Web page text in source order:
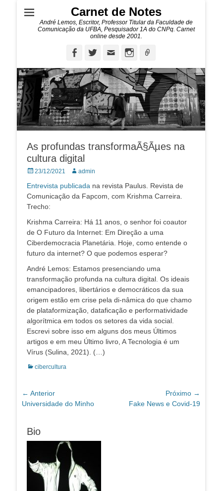
Carnet de Notes
André Lemos, Escritor, Professor Titular da Faculdade de
Comunicação da UFBA, Pesquisador 1A do CNPq. Carnet
online desde 2001.
FacebookTwitterEmail Instagram
As profundas transformaÃ§Ãµes na
cultura digital
Posted
23/12/2021 Autor:admin
Entrevista publicada na revista Paulus. Revista de
Comunicação da Fapcom, com Krishma Carreira.
Trecho:
Krishma Carreira: Há 11 anos, o senhor foi coautor
de O Futuro da Internet: Em Direção a uma
Ciberdemocracia Planetária. Hoje, como entende o
futuro da internet? O que podemos esperar?
André Lemos: Estamos presenciando uma
transformação profunda na cultura digital. Os ideais
emancipadores, libertários e democráticos da sua
origem estão em crise pela di-nâmica do que chamo
de plataformização, dataficação e performatividade
algorítmica em todos os setores da vida social.
Escrevi sobre isso em alguns dos meus Últimos
artigos e em meu Último livro, A Tecnologia é um
Vírus (Sulina, 2021). (…)
Categorias:
cibercultura
Navegação
de
← Anterior
Post
Universidade do Minho
Próximo →
PróximoFake News e Covid-19
Bio